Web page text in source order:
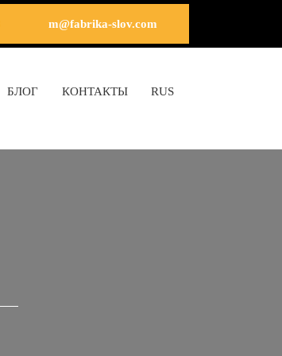
m@fabrika-slov.com
БЛОГ КОНТАКТЫ RUS